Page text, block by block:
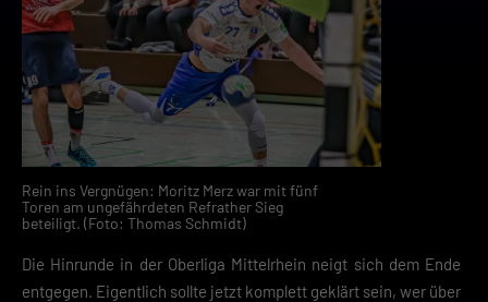
Rein ins Vergnügen: Moritz Merz war mit fünf
Toren am ungefährdeten Refrather Sieg
beteiligt. (Foto: Thomas Schmidt)
Die Hinrunde in der Oberliga Mittelrhein neigt sich dem Ende
entgegen. Eigentlich sollte jetzt komplett geklärt sein, wer über